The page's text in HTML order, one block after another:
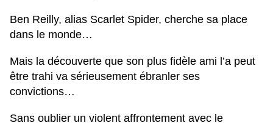
Ben Reilly, alias Scarlet Spider, cherche sa place
dans le monde…
Mais la découverte que son plus fidèle ami l’a peut
être trahi va sérieusement ébranler ses
convictions…
Sans oublier un violent affrontement avec le